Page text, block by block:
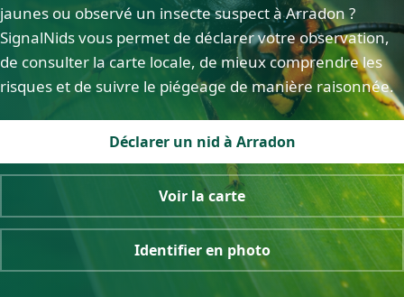
jaunes ou observé un insecte suspect à Arradon ?
SignalNids vous permet de déclarer votre observation,
de consulter la carte locale, de mieux comprendre les
risques et de suivre le piégeage de manière raisonnée.
Déclarer un nid à Arradon
Voir la carte
Identifier en photo